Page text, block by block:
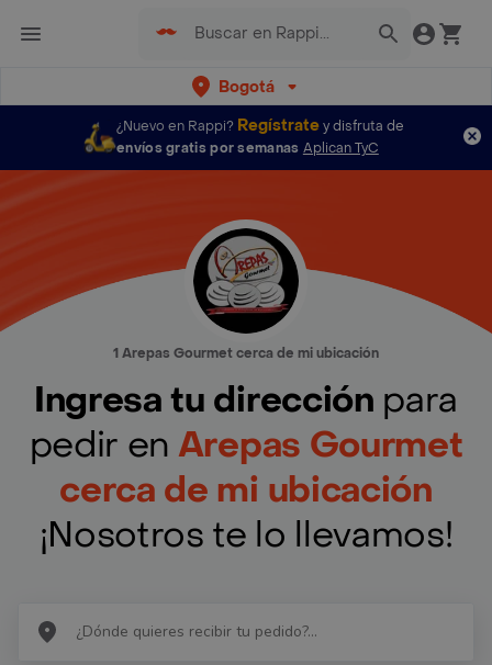
Bogotá
¿Nuevo en Rappi? Regístratey disfruta de
envíos gratis por semanas Aplican TyC
1 Arepas Gourmet cerca de mi ubicación
Ingresa tu dirección para
pedir en Arepas Gourmet
cerca de mi ubicación
¡Nosotros te lo llevamos!